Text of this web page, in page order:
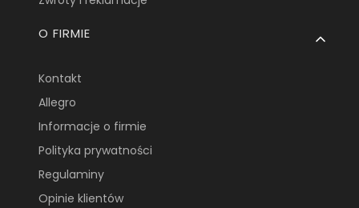
O FIRMIE
Kontakt
Allegro
Informacje o firmie
Polityka prywatności
Regulaminy
Opinie klientów